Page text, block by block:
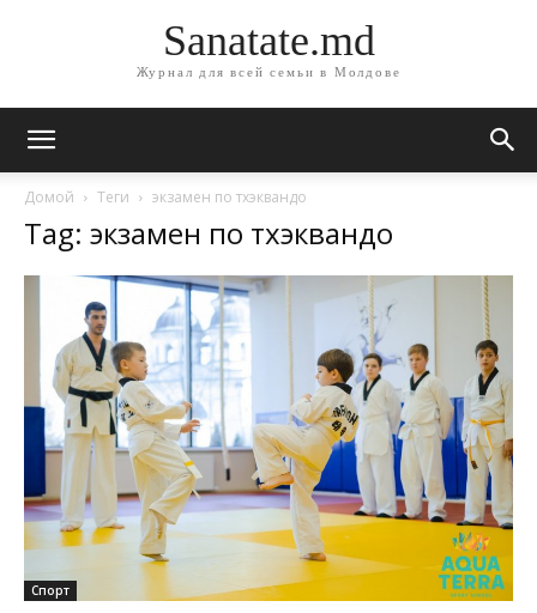
Sanatate.md
Журнал для всей семьи в Молдове
Домой Теги экзамен по тхэквандо
Tag: экзамен по тхэквандо
Спорт